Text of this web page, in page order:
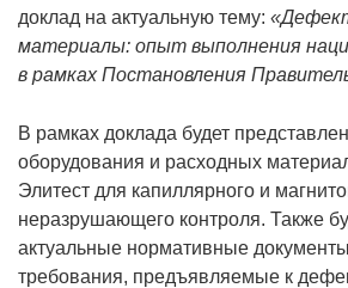
доклад на актуальную тему:
материалы: опыт выполнения
в рамках Постановления
В рамках доклада будет
оборудования и расходных
Элитест для капиллярного и
неразрушающего контроля. Также
актуальные нормативные
требования, предъявляемые к